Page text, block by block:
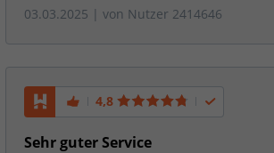
03.03.2025 | von Nutzer 2414646
4,8
Sehr guter Service